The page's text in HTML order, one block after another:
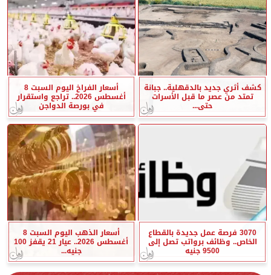
كشف أثري جديد بالدقهلية.. جبانة
تمتد من عصر ما قبل الأسرات
حتى...
أسعار الفراخ اليوم السبت 8
أغسطس 2026.. تراجع واستقرار
في بورصة الدواجن
3070 فرصة عمل جديدة بالقطاع
الخاص.. وظائف برواتب تصل إلى
9500 جنيه
أسعار الذهب اليوم السبت 8
أغسطس 2026.. عيار 21 يقفز 100
جنيه...